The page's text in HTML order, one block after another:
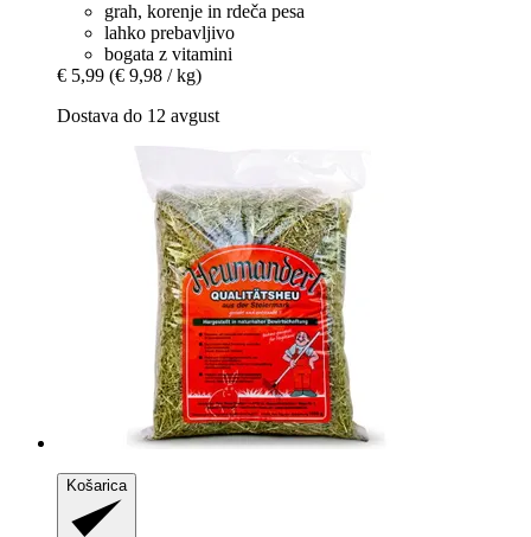
grah, korenje in rdeča pesa
lahko prebavljivo
bogata z vitamini
€ 5,99 (€ 9,98 / kg)
Dostava do 12 avgust
Košarica